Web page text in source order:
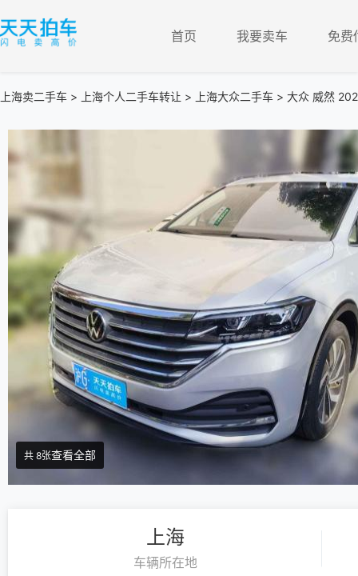
首页 我要卖车 免费
上海卖二手车 > 上海个人二手车转让 > 上海大众二手车 > 大众 威然
共 8张查看全部
上海
车辆所在地